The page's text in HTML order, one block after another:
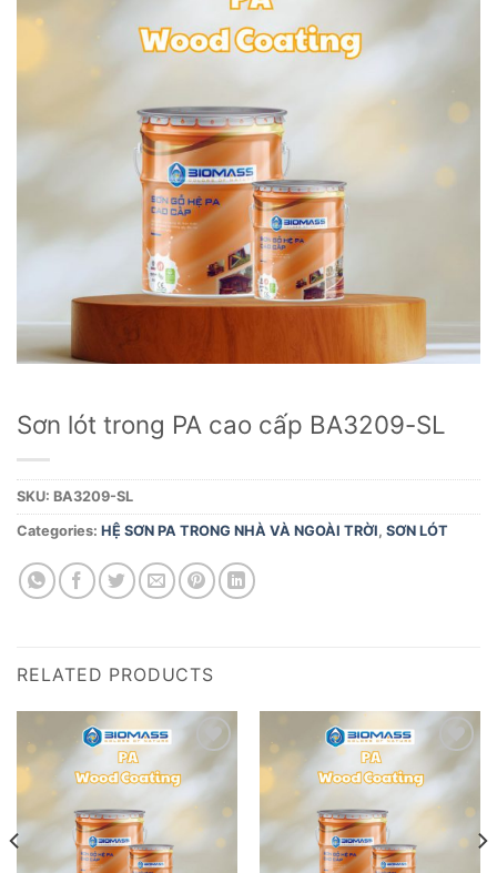
Sơn lót trong PA cao cấp BA3209-SL
SKU: BA3209-SL
Categories: HỆ SƠN PA TRONG NHÀ VÀ NGOÀI TRỜI, SƠN LÓT
RELATED PRODUCTS
Add to
wishlist
Add to
wishlist